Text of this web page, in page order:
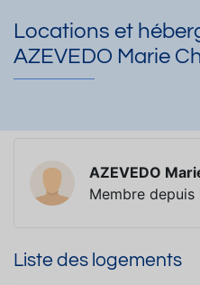
Locations et
AZEVEDO Marie
AZEVEDO
Membre
Liste des logements